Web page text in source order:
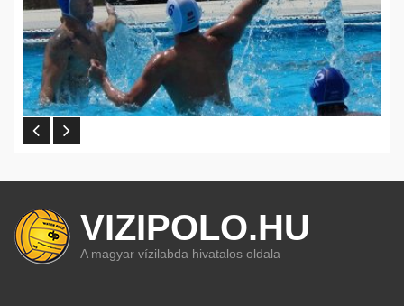
VIZIPOLO.HU
A magyar vízilabda hivatalos oldala